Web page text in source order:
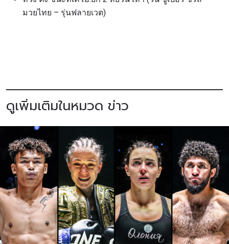
มวยไทย – รุ่นฟลายเวต)
ดูเพิ่มเติมในหมวด ข่าว